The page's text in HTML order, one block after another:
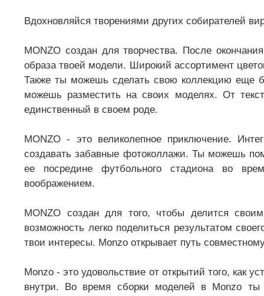
Вдохновляйся творениями других собирателей
MONZO создан для творчества. После
образа твоей модели. Широкий ассортимент
Также ты можешь сделать свою коллекцию еще
можешь разместить на своих моделях. От
единственный в своем роде.
MONZO - это великолепное приключение.
создавать забавные фотоколлажи. Ты можешь
ее посредине футбольного стадиона во
воображением.
MONZO создан для того, чтобы делится
возможность легко поделиться результатом
твои интересы. Monzo открывает путь
Monzo - это удовольствие от открытий того, как
внутри. Во время сборки моделей в Monzo ты